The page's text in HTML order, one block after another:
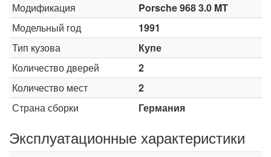
Модификация
Porsche 968 3.0 MT
Модельный год
1991
Тип кузова
Купе
Количество дверей
2
Количество мест
2
Страна сборки
Германия
Эксплуатационные характеристики